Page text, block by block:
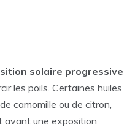
solaire progressive
les poils. Certaines huiles
camomille ou de citron,
avant une exposition